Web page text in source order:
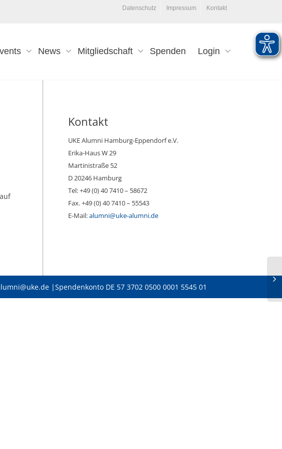
Datenschutz Impressum Kontakt
News Mitgliedschaft Spenden Login
Kontakt
UKE Alumni Hamburg-Eppendorf e.V.
Erika-Haus W 29
Martinistraße 52
D 20246 Hamburg
Tel: +49 (0) 40 7410 – 58672
Fax. +49 (0) 40 7410 – 55543
E-Mail:alumni@uke-alumni.de
|Spendenkonto DE 57 3702 0500 0001 5545 01